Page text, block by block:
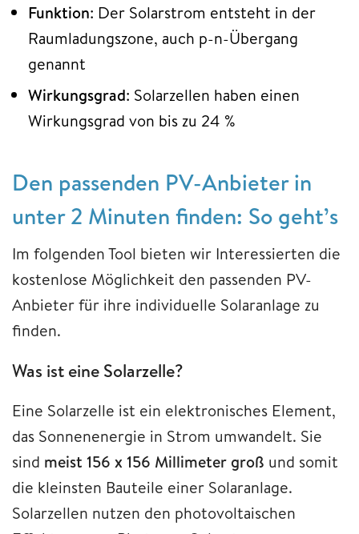
Funktion: Der Solarstrom entsteht in der
Raumladungszone, auch p-n-Übergang
genannt
Wirkungsgrad: Solarzellen haben einen
Wirkungsgrad von bis zu 24 %
Den passenden PV-Anbieter in
unter 2 Minuten finden: So geht’s
Im folgenden Tool bieten wir Interessierten die
kostenlose Möglichkeit den passenden PV-
Anbieter für ihre individuelle Solaranlage zu
finden.
Was ist eine Solarzelle?
Eine Solarzelle ist ein elektronisches Element,
das Sonnenenergie in Strom umwandelt. Sie
sind meist 156 x 156 Millimeter groß und somit
die kleinsten Bauteile einer Solaranlage.
Solarzellen nutzen den photovoltaischen